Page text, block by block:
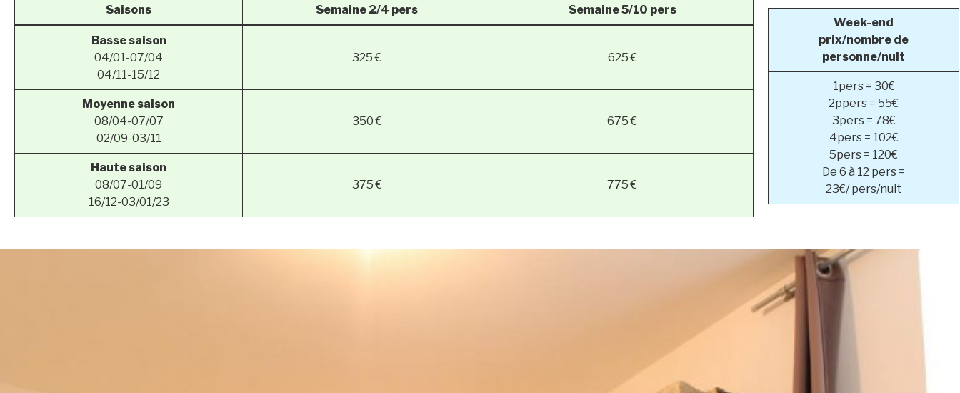
Saisons Semaine 2/4 pers Semaine 5/10 pers
Basse saison
04/01-07/04
04/11-15/12
325 € 625 €
Moyenne saison
08/04-07/07
02/09-03/11
350 € 675 €
Haute saison
08/07-01/09
16/12-03/01/23
375 € 775 €
Week-end
prix/nombre de
personne/nuit
1pers = 30€
2ppers = 55€
3pers = 78€
4pers = 102€
5pers = 120€
De 6 à 12 pers =
23€/ pers/nuit